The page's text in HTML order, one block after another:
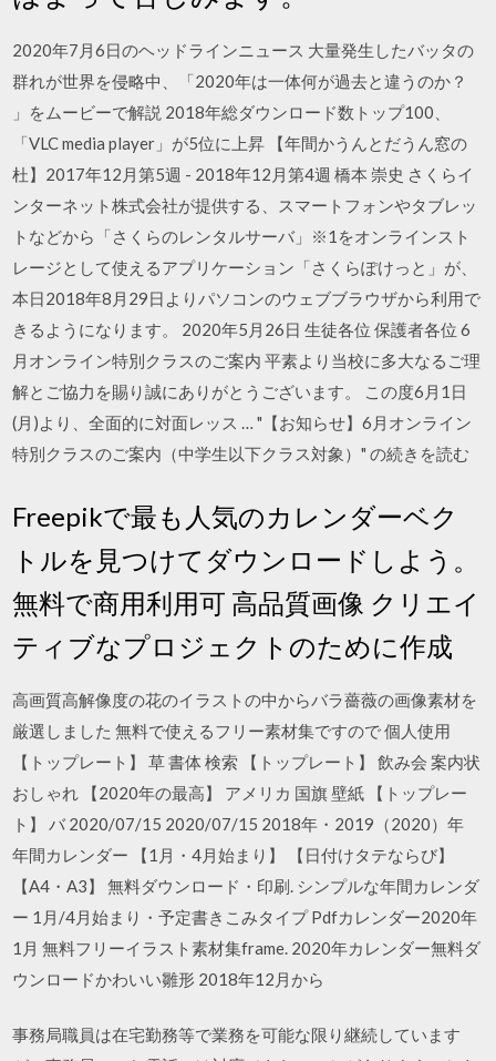
2020年7月6日のヘッドラインニュース 大量発生したバッタの
群れが世界を侵略中、「2020年は一体何が過去と違うのか？
」をムービーで解説 2018年総ダウンロード数トップ100、
「VLC media player」が5位に上昇 【年間かうんとだうん窓の
杜】2017年12月第5週 - 2018年12月第4週 橋本 崇史 さくらイ
ンターネット株式会社が提供する、スマートフォンやタブレッ
トなどから「さくらのレンタルサーバ」※1をオンラインスト
レージとして使えるアプリケーション「さくらぽけっと」が、
本日2018年8月29日よりパソコンのウェブブラウザから利用で
きるようになります。 2020年5月26日 生徒各位 保護者各位 6
月オンライン特別クラスのご案内 平素より当校に多大なるご理
解とご協力を賜り誠にありがとうございます。 この度6月1日
(月)より、全面的に対面レッス … "【お知らせ】6月オンライン
特別クラスのご案内（中学生以下クラス対象）" の続きを読む
Freepikで最も人気のカレンダーベク
トルを見つけてダウンロードしよう。
無料で商用利用可 高品質画像 クリエイ
ティブなプロジェクトのために作成
高画質高解像度の花のイラストの中からバラ薔薇の画像素材を
厳選しました 無料で使えるフリー素材集ですので 個人使用
【トップレート】 草 書体 検索 【トップレート】 飲み会 案内状
おしゃれ 【2020年の最高】 アメリカ 国旗 壁紙 【トップレー
ト】 バ 2020/07/15 2020/07/15 2018年・2019（2020）年
年間カレンダー 【1月・4月始まり】 【日付けタテならび】
【A4・A3】 無料ダウンロード・印刷. シンプルな年間カレンダ
ー 1月/4月始まり・予定書きこみタイプ Pdfカレンダー2020年
1月 無料フリーイラスト素材集frame. 2020年カレンダー無料ダ
ウンロードかわいい雛形 2018年12月から
事務局職員は在宅勤務等で業務を可能な限り継続しています